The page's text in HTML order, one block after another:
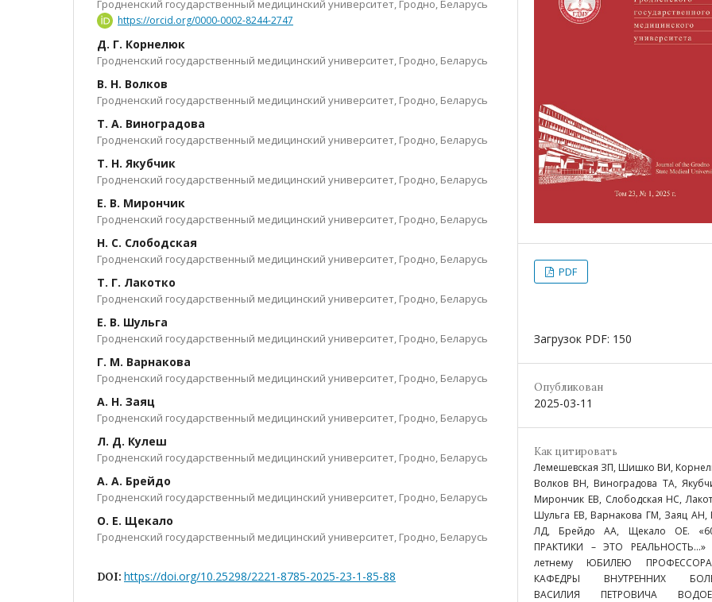
Гродненский государственный медицинский университет, Гродно, Беларусь
https://orcid.org/0000-0002-8244-2747
Д. Г. Корнелюк
Гродненский государственный медицинский университет, Гродно, Беларусь
В. Н. Волков
Гродненский государственный медицинский университет, Гродно, Беларусь
Т. А. Виноградова
Гродненский государственный медицинский университет, Гродно, Беларусь
Т. Н. Якубчик
Гродненский государственный медицинский университет, Гродно, Беларусь
Е. В. Мирончик
Гродненский государственный медицинский университет, Гродно, Беларусь
Н. С. Слободская
Гродненский государственный медицинский университет, Гродно, Беларусь
Т. Г. Лакотко
Гродненский государственный медицинский университет, Гродно, Беларусь
Е. В. Шульга
Гродненский государственный медицинский университет, Гродно, Беларусь
Г. М. Варнакова
Гродненский государственный медицинский университет, Гродно, Беларусь
А. Н. Заяц
Гродненский государственный медицинский университет, Гродно, Беларусь
Л. Д. Кулеш
Гродненский государственный медицинский университет, Гродно, Беларусь
А. А. Брейдо
Гродненский государственный медицинский университет, Гродно, Беларусь
О. Е. Щекало
Гродненский государственный медицинский университет, Гродно, Беларусь
DOI: https://doi.org/10.25298/2221-8785-2025-23-1-85-88
PDF
Загрузок PDF: 150
Опубликован
2025-03-11
Как цитировать
Лемешевская ЗП, Шишко ВИ,
Волков ВН, Виноградова ТА,
Мирончик ЕВ, Слободская НС,
Шульга ЕВ, Варнакова ГМ, Заяц АН,
ЛД, Брейдо АА, Щекало ОЕ.
ПРАКТИКИ – ЭТО РЕАЛЬНОСТЬ…»
летнему ЮБИЛЕЮ
КАФЕДРЫ ВНУТРЕННИХ
ВАСИЛИЯ ПЕТРОВИЧА